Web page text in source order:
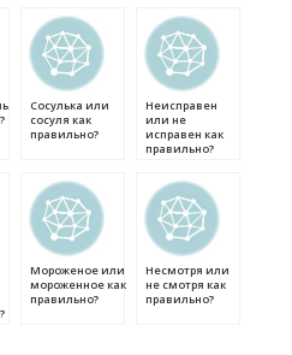
Сосулька или
сосуля как
правильно?
Неисправен
или не
исправен как
правильно?
Мороженое или
мороженное как
правильно?
Несмотря или
не смотря как
правильно?